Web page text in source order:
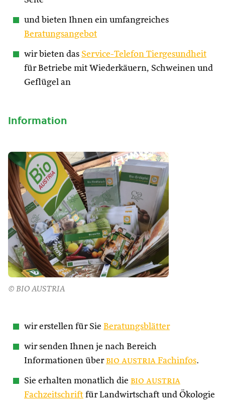
und bieten Ihnen ein umfangreiches
Beratungsangebot
wir bieten das Service-Telefon Tiergesundheit
für Betriebe mit Wiederkäuern, Schweinen und
Geflügel an
Information
© BIO AUSTRIA
wir erstellen für Sie Beratungsblätter
wir senden Ihnen je nach Bereich
Informationen über bio austria Fachinfos.
Sie erhalten monatlich die bio austria
Fachzeitschrift für Landwirtschaft und Ökologie